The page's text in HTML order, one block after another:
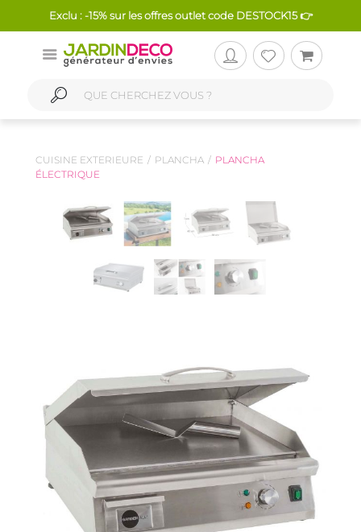
Exclu : -15% sur les offres outlet code DESTOCK15 👉
CUISINE EXTERIEURE PLANCHA
PLANCHA
ÉLECTRIQUE